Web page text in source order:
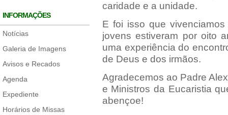
INFORMAÇÕES
Notícias
Galeria de Imagens
Avisos e Recados
Agenda
Expediente
Horários de Missas
caridade e a unidade.
E foi isso que
jovens estiveram por oito
uma experiência do
de Deus e dos irmãos.
Agradecemos ao Padre
e Ministros da Eucaristia
abençoe!